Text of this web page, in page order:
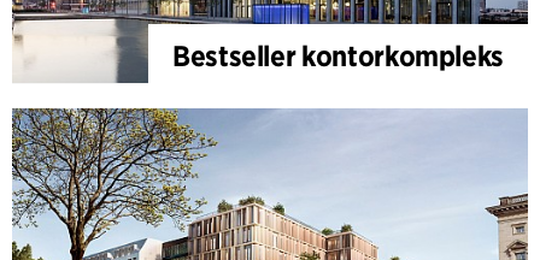
Bestseller kontorkompleks